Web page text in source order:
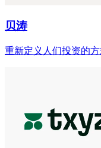
贝涛
重新定义人们投资的